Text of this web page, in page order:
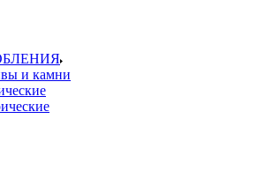
и камни